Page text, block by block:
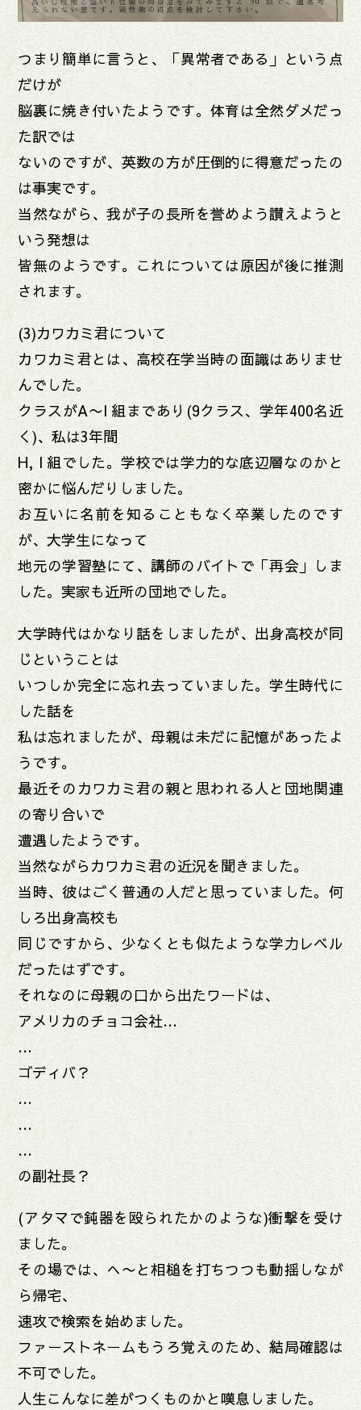
つまり簡単に言うと、「異常者である」という点
だけが
脳裏に焼き付いたようです。体育は全然ダメだっ
た訳では
ないのですが、英数の方が圧倒的に得意だったの
は事実です。
当然ながら、我が子の長所を誉めよう讃えようと
いう発想は
皆無のようです。これについては原因が後に推測
されます。
(3)カワカミ君について
カワカミ君とは、高校在学当時の面識はありませ
んでした。
クラスがA〜I 組まであり(9クラス、学年400名近
く)、私は3年間
H, I 組でした。学校では学力的な底辺層なのかと
密かに悩んだりしました。
お互いに名前を知ることもなく卒業したのです
が、大学生になって
地元の学習塾にて、講師のバイトで「再会」しま
した。実家も近所の団地でした。
大学時代はかなり話をしましたが、出身高校が同
じということは
いつしか完全に忘れ去っていました。学生時代に
した話を
私は忘れましたが、母親は未だに記憶があったよ
うです。
最近そのカワカミ君の親と思われる人と団地関連
の寄り合いで
遭遇したようです。
当然ながらカワカミ君の近況を聞きました。
当時、彼はごく普通の人だと思っていました。何
しろ出身高校も
同じですから、少なくとも似たような学力レベル
だったはずです。
それなのに母親の口から出たワードは、
アメリカのチョコ会社…
…
ゴディバ？
…
…
…
の副社長？
(アタマで鈍器を殴られたかのような)衝撃を受け
ました。
その場では、へ〜と相槌を打ちつつも動揺しなが
ら帰宅、
速攻で検索を始めました。
ファーストネームもうろ覚えのため、結局確認は
不可でした。
人生こんなに差がつくものかと嘆息しました。